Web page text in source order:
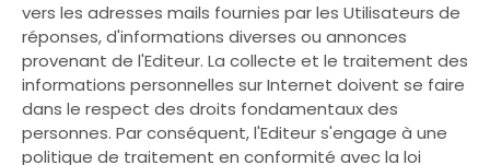
vers les adresses mails fournies par les Utilisateurs de
réponses, d'informations diverses ou annonces
provenant de l'Editeur. La collecte et le traitement des
informations personnelles sur Internet doivent se faire
dans le respect des droits fondamentaux des
personnes. Par conséquent, l'Editeur s'engage à une
politique de traitement en conformité avec la loi